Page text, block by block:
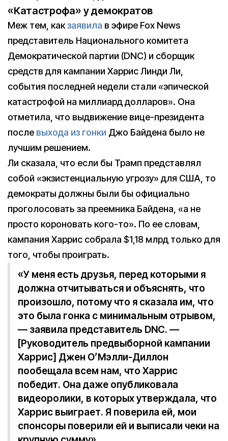
«Катастрофа» у демократов
Меж тем, какзаявила в эфире Fox News
представитель Национального комитета
Демократической партии (DNC) и сборщик
средств для кампании Харрис Линди Ли,
события последней недели стали «эпической
катастрофой на миллиард долларов». Она
отметила, что выдвижение вице-президента
после выхода из гонки Джо Байдена было не
лучшим решением.
Ли сказала, что если бы Трамп представлял
собой «экзистенциальную угрозу» для США, то
демократы должны были бы официально
проголосовать за преемника Байдена, «а не
просто короновать кого-то». По ее словам,
кампания Харрис собрала $1,18 млрд только для
того, чтобы проиграть.
«У меня есть друзья, перед которыми я
должна отчитываться и объяснять, что
произошло, потому что я сказала им, что
это была гонка с минимальным отрывом,
— заявила представитель DNC. —
[Руководитель предвыборной кампании
Харрис] Джен О’Мэлли-Диллон
пообещала всем нам, что Харрис
победит. Она даже опубликовала
видеоролики, в которых утверждала, что
Харрис выиграет. Я поверила ей, мои
спонсоры поверили ей и выписали чеки на